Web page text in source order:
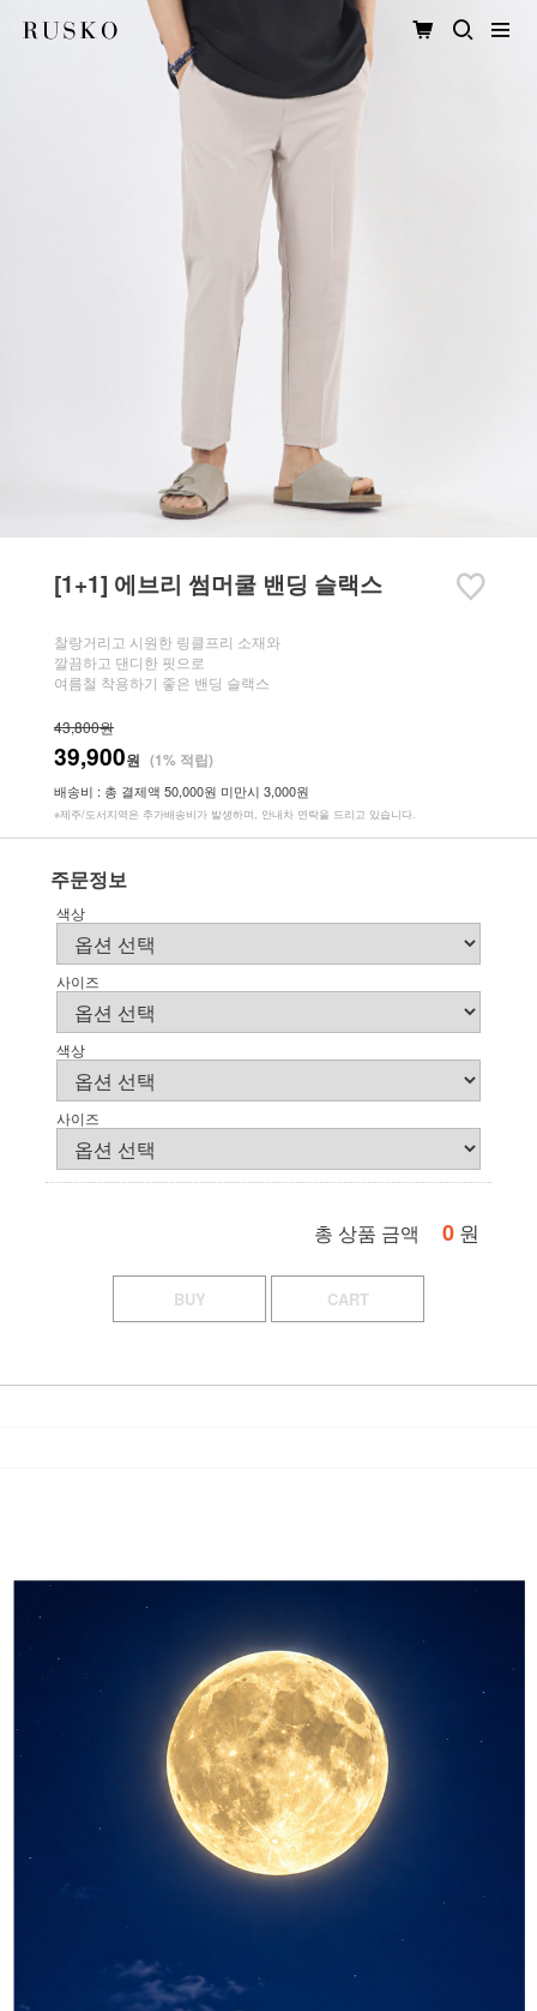
[1+1] 에브리 썸머쿨 밴딩 슬랙스
찰랑거리고 시원한 링클프리 소재와
깔끔하고 댄디한 핏으로
여름철 착용하기 좋은 밴딩 슬랙스
43,800원
39,900원 (1% 적립)
배송비 : 총 결제액 50,000원 미만시 3,000원
※제주/도서지역은 추가배송비가 발생하며, 안내차 연락을 드리고 있습니다.
주문정보
색상
사이즈
색상
사이즈
총 상품 금액 0 원
BUY CART